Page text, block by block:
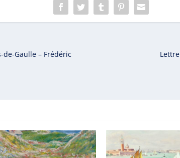
de-Gaulle – Frédéric